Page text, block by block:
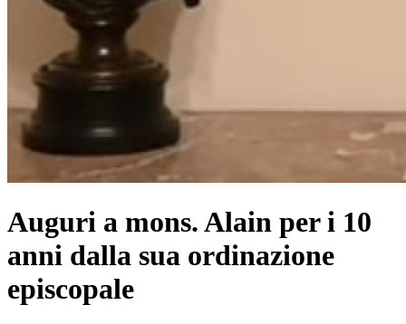
Auguri a mons. Alain per i 10
anni dalla sua ordinazione
episcopale